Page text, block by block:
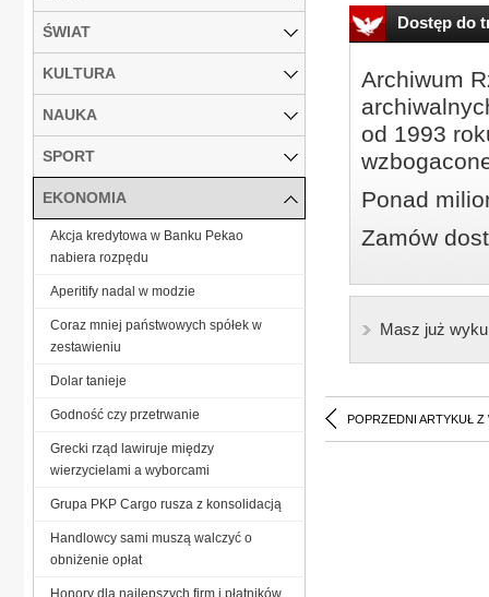
Dostęp do
Archiwum
od 1993
Ponad
Zamów
Masz już
POPRZEDNI ARTYKUŁ Z
ŚWIAT
KULTURA
NAUKA
SPORT
EKONOMIA
Akcja kredytowa w Banku Pekao
nabiera rozpędu
Aperitify nadal w modzie
Coraz mniej państwowych spółek w
zestawieniu
Dolar tanieje
Godność czy przetrwanie
Grecki rząd lawiruje między
wierzycielami a wyborcami
Grupa PKP Cargo rusza z konsolidacją
Handlowcy sami muszą walczyć o
obniżenie opłat
Honory dla najlepszych firm i płatników